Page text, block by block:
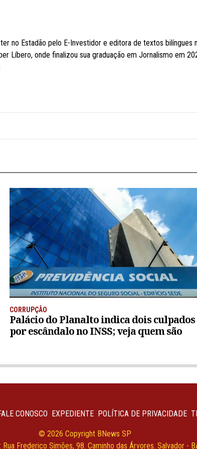
no Estadão pelo E-Investidor e editora de textos bilíngues
Líbero, onde finalizou sua graduação em Jornalismo em
CORRUPÇÃO
Palácio do Planalto indica dois culpados
por escândalo no INSS; veja quem são
CONOSCO EXPEDIENTE POLÍTICA DE PRIVACIDADE
© 2026 Copyright BNews SP
Rua Frederico Simões, 98. Caminho das Árvores. Salvador -